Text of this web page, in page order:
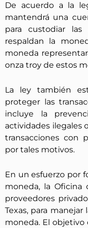
De acuerdo a la
mantendrá una
para custodiar
respaldan la
moneda
onza troy de estos
La ley también
proteger las
incluye la
actividades ilegales
transacciones con
por tales motivos.
En un esfuerzo por
moneda, la Oficina
proveedores
Texas, para
moneda. El objetivo